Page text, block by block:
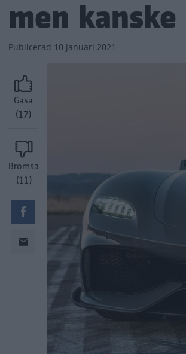
men
Publicerad 10 januari 2021
Gasa
(17)
Bromsa
(11)